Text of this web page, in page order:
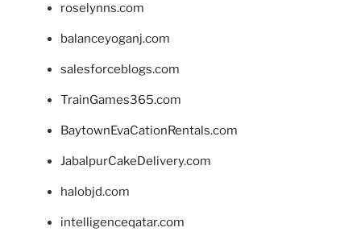
roselynns.com
balanceyoganj.com
salesforceblogs.com
TrainGames365.com
BaytownEvaCationRentals.com
JabalpurCakeDelivery.com
halobjd.com
intelligenceqatar.com